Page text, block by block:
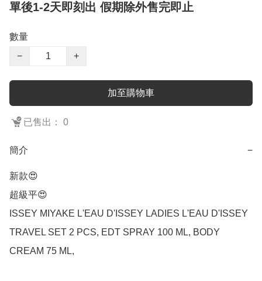
單後1-2天即刻出 假期除外售完即止
數量
−
+
加至購物車
已售出： 0
簡介 −
新款😍
超級平😍
ISSEY MIYAKE L'EAU D'ISSEY LADIES L'EAU D'ISSEY
TRAVEL SET 2 PCS, EDT SPRAY 100 ML, BODY
CREAM 75 ML,